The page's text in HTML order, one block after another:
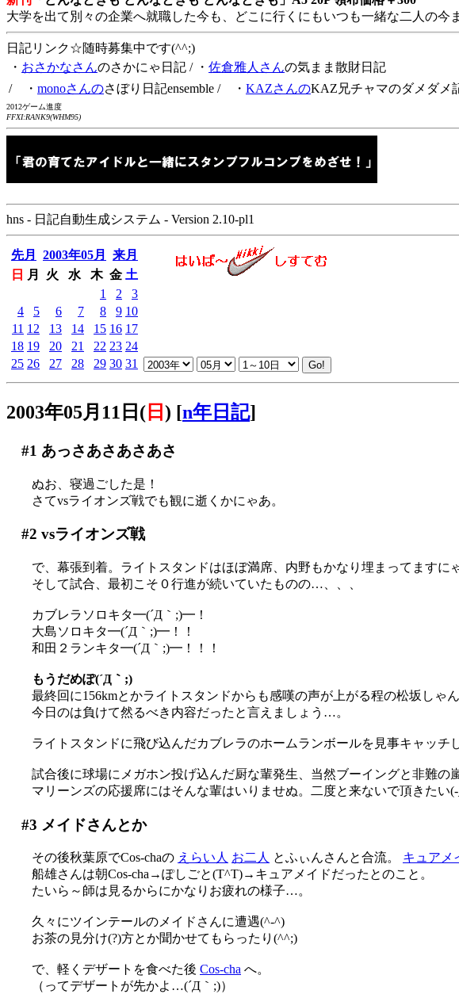
大学を出て別々の企業へ就職した今も、どこに行くにもいつも一緒な二人の
日記リンク☆随時募集中です(^^;)
・ おさかなさんのさかにゃ日記 / ・ 佐倉雅人さんの気まま散財日記
/ ・ monoさんのさぼり日記ensemble / ・ KAZさんのKAZ兄チャマのダメダメ
2012ゲーム進度
FFXI:RANK9(WHM95)
hns - 日記自動生成システム - Version 2.10-pl1
先月 2003年05月
来月
日
月 火 水 木 金 土
1
2
3
4
5 6 7 8 9 10
11 12 13 14 15 16 17
18 19 20 21 22 23 24
25 26 27 28 29 30 31
2003年05月11日( 日 ) [n年日記]
#1 あっさあさあさあさ
ぬお、寝過ごした是！
さてvsライオンズ戦でも観に逝くかにゃあ。
#2 vsライオンズ戦
で、幕張到着。ライトスタンドはほぼ満席、内野もかなり埋まってますに
そして試合、最初こそ０行進が続いていたものの…、、、
カブレラソロキタ━(´Д｀;)━！
大島ソロキタ━(´Д｀;)━！！
和田２ランキタ━(´Д｀;)━！！！
もうだめぽ(´Д｀;)
最終回に156kmとかライトスタンドからも感嘆の声が上がる程の松坂しゃ
今日のは負けて然るべき内容だったと言えましょう…。
ライトスタンドに飛び込んだカブレラのホームランボールを見事キャッ
試合後に球場にメガホン投げ込んだ厨な輩発生、当然ブーイングと非難の
マリーンズの応援席にはそんな輩はいりませぬ。二度と来ないで頂きたい
#3 メイドさんとか
その後秋葉原でCos-chaの えらい人 お二人 とふぃんさんと合流。 キュアメ
船雄さんは朝Cos-cha→ぽしごと(T^T)→キュアメイドだったとのこと。
たいら～師は見るからにかなりお疲れの様子…。
久々にツインテールのメイドさんに遭遇(^-^)
お茶の見分け(?)方とか聞かせてもらったり(^^;)
で、軽くデザートを食べた後 Cos-cha へ。
（ってデザートが先かよ…(´Д｀;)）